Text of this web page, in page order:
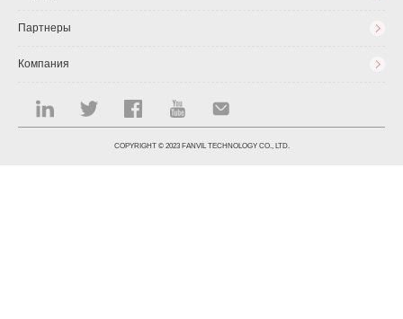
Партнеры
Компания
COPYRIGHT © 2023 FANVIL TECHNOLOGY CO., LTD.